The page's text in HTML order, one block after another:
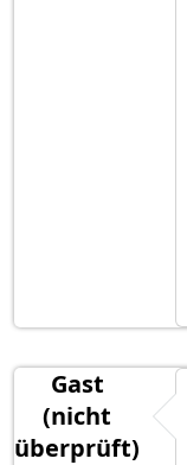
Gast
(nicht
überprüft)